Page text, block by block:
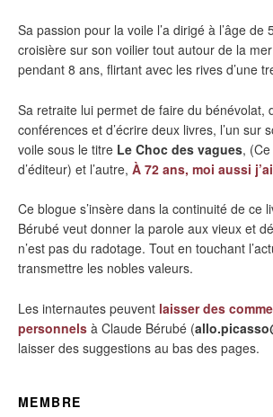
Sa passion pour la voile l’a dirigé à l’âge de
croisière sur son voilier tout autour de la
pendant 8 ans, flirtant avec les rives d’une
Sa retraite lui permet de faire du bénévolat,
conférences et d’écrire deux livres, l’un sur
voile sous le titre Le Choc des vagues,
d’éditeur) et l’autre, À 72 ans, moi aussi
Ce blogue s’insère dans la continuité de ce
Bérubé veut donner la parole aux vieux et
n’est pas du radotage. Tout en touchant
transmettre les nobles valeurs.
Les internautes peuvent laisser des
personnels à Claude Bérubé (
laisser des suggestions au bas des pages.
MEMBRE